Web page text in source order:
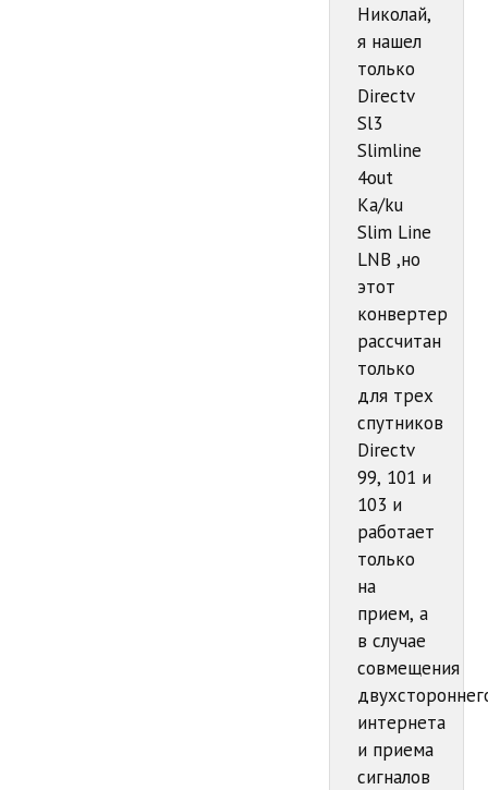
Николай,
я нашел
только
Directv
Sl3
Slimline
4out
Ka/ku
Slim Line
LNB ,но
этот
конвертер
рассчитан
только
для трех
спутников
Directv
99, 101 и
103 и
работает
только
на
прием, а
в случае
совмещения
интернета
и приема
сигналов